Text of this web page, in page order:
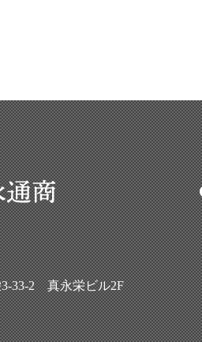
33-2 真永栄ビル2F